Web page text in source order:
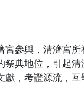
參與，清濟宮
典地位，引起
，考證源流，